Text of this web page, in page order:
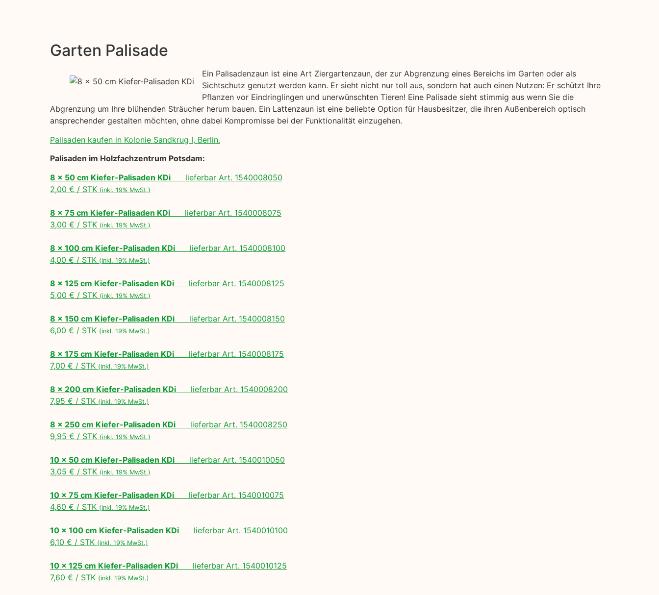
Garten Palisade
Ein Palisadenzaun ist eine Art Ziergartenzaun, der zur Abgrenzung eines Bereichs im Garten oder als
Sichtschutz genutzt werden kann. Er sieht nicht nur toll aus, sondern hat auch einen Nutzen: Er schützt Ihre
Pflanzen vor Eindringlingen und unerwünschten Tieren! Eine Palisade sieht stimmig aus wenn Sie die
Abgrenzung um Ihre blühenden Sträucher herum bauen. Ein Lattenzaun ist eine beliebte Option für Hausbesitzer, die ihren Außenbereich optisch
ansprechender gestalten möchten, ohne dabei Kompromisse bei der Funktionalität einzugehen.
Palisaden kaufen in Kolonie Sandkrug I, Berlin.
Palisaden im Holzfachzentrum Potsdam:
8 x 50 cm Kiefer-Palisaden KDi lieferbar Art. 1540008050
2,00 € / STK (inkl. 19% MwSt.)
8 x 75 cm Kiefer-Palisaden KDi lieferbar Art. 1540008075
3,00 € / STK (inkl. 19% MwSt.)
8 x 100 cm Kiefer-Palisaden KDi lieferbar Art. 1540008100
4,00 € / STK (inkl. 19% MwSt.)
8 x 125 cm Kiefer-Palisaden KDi lieferbar Art. 1540008125
5,00 € / STK (inkl. 19% MwSt.)
8 x 150 cm Kiefer-Palisaden KDi lieferbar Art. 1540008150
6,00 € / STK (inkl. 19% MwSt.)
8 x 175 cm Kiefer-Palisaden KDi lieferbar Art. 1540008175
7,00 € / STK (inkl. 19% MwSt.)
8 x 200 cm Kiefer-Palisaden KDi lieferbar Art. 1540008200
7,95 € / STK (inkl. 19% MwSt.)
8 x 250 cm Kiefer-Palisaden KDi lieferbar Art. 1540008250
9,95 € / STK (inkl. 19% MwSt.)
10 x 50 cm Kiefer-Palisaden KDi lieferbar Art. 1540010050
3,05 € / STK (inkl. 19% MwSt.)
10 x 75 cm Kiefer-Palisaden KDi lieferbar Art. 1540010075
4,60 € / STK (inkl. 19% MwSt.)
10 x 100 cm Kiefer-Palisaden KDi lieferbar Art. 1540010100
6,10 € / STK (inkl. 19% MwSt.)
10 x 125 cm Kiefer-Palisaden KDi lieferbar Art. 1540010125
7,60 € / STK (inkl. 19% MwSt.)